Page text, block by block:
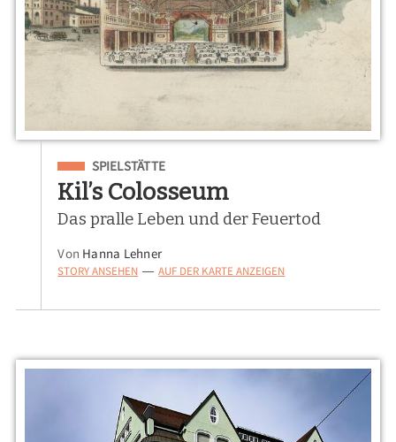
Eingeordnet unter
SPIELSTÄTTE
Kil’s Colosseum
Das pralle Leben und der Feuertod
Von Hanna Lehner
STORY ANSEHEN — AUF DER KARTE ANZEIGEN